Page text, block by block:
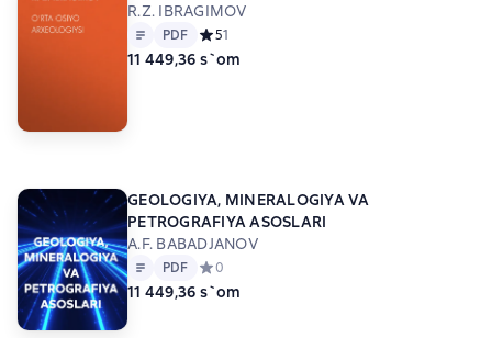
R.Z. IBRAGIMOV
Matn PDF
PDF Средний рейтинг 5 на основе 1 оценок
51
11 449,36 s`om
GEOLOGIYA, MINERALOGIYA VA
PETROGRAFIYA ASOSLARI
A.F. BABADJANOV
Matn PDF
PDF Средний рейтинг 0 на основе 0 оценок
0
11 449,36 s`om